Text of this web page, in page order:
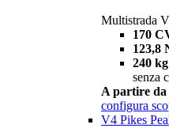
Multistrada
170
123,8
240 kg
senza
A partire da
configura
V4 Pikes